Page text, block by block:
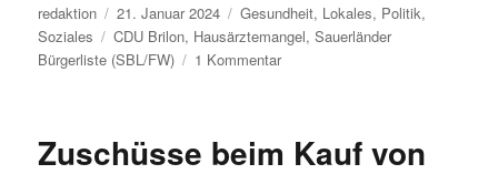
Autor
redaktion
Veröffentlicht
am
21. Januar 2024 Kategorien
Gesundheit, Lokales, Politik,
Soziales
Schlagwörter
CDU Brilon, Hausärztemangel,Sauerländer
Bürgerliste (SBL/FW)
1 Kommentarzu
eine
Zuschüsse beim Kauf von